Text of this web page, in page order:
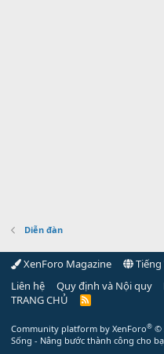
Diễn đàn
XenForo Magazine
Tiếng
Liên hệ
Quy định và Nội quy
TRANG CHỦ
R
Community platform by XenForo® ©
Sống - Nâng bước thành công cho